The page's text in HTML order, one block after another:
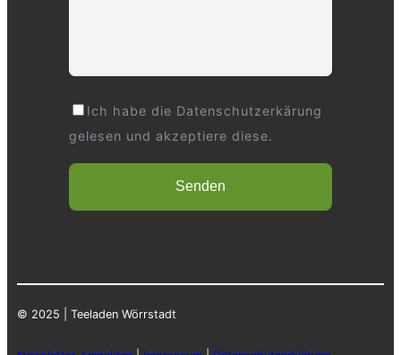
Ich habe die Datenschutzerkärung
gelesen und akzeptiere diese.
© 2025 | Teeladen Wörrstadt